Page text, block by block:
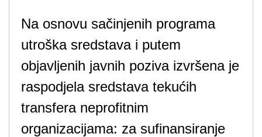
Na osnovu sačinjenih programa
utroška sredstava i putem
objavljenih javnih poziva izvršena je
raspodjela sredstava tekućih
transfera neprofitnim
organizacijama: za sufinansiranje